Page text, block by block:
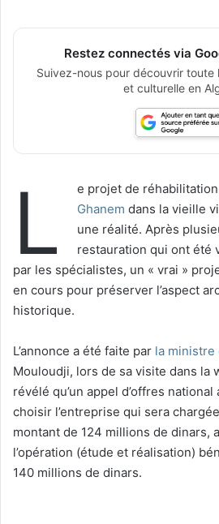
Restez connectés via
Suivez-nous pour découvrir
et culturelle en
L e projet de
Ghanem dans la vieille
une réalité. Après
restauration qui ont été
par les spécialistes, un « vrai »
en cours pour préserver l’aspect
historique.
L’annonce a été faite par la ministre
Mouloudji, lors de sa visite dans la
révélé qu’un appel d’offres
choisir l’entreprise qui sera
montant de 124 millions de dinars,
l’opération (étude et réalisation)
140 millions de dinars.